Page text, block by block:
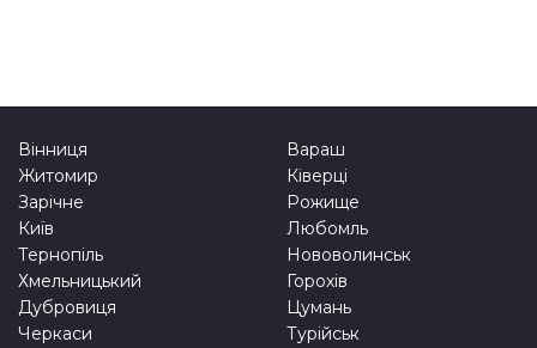
Вінниця
Житомир
Зарічне
Київ
Тернопіль
Хмельницький
Дубровиця
Черкаси
Вараш
Ківерці
Рожище
Любомль
Нововолинськ
Горохів
Цумань
Турійськ